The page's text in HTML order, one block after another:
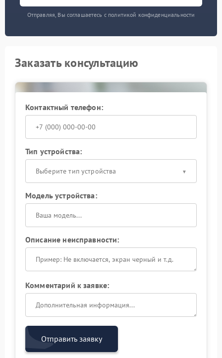
Отправляя, Вы соглашаетесь с политикой конфиденциальности
Заказать консультацию
Контактный телефон:
Тип устройства:
Выберите тип устройства
Модель устройства:
Описание неисправности:
Комментарий к заявке:
Отправить заявку